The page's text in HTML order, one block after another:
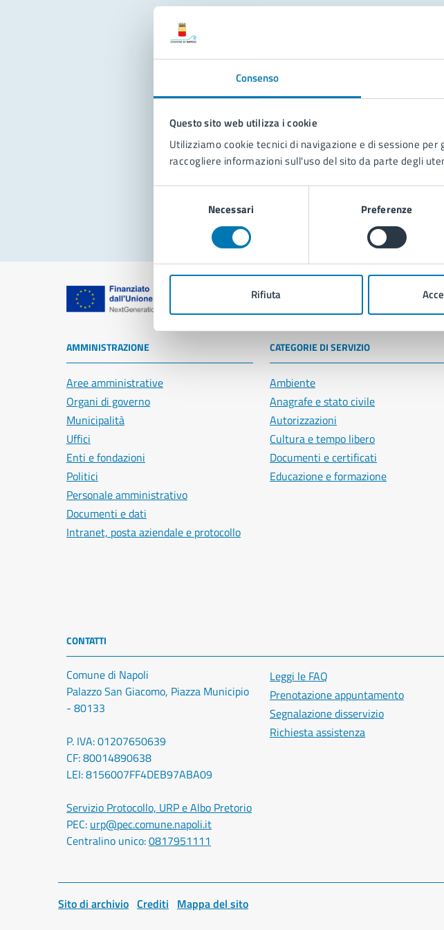
Consenso
Questo sito web utilizza i cookie
Utilizziamo cookie tecnici di navigazione e di sessione
raccogliere informazioni sull'uso del sito da parte degli
Necessari Preferenze
Rifiuta
Problemi in città
Segnala disservizio
Comune di Napoli
AMMINISTRAZIONE
Aree amministrative
Organi di governo
Municipalità
Uffici
Enti e fondazioni
Politici
Personale amministrativo
Documenti e dati
Intranet, posta aziendale e protocollo
CATEGORIE DI SERVIZIO
Ambiente
Anagrafe e stato civile
Autorizzazioni
Cultura e tempo libero
Documenti e certificati
Educazione e formazione
CONTATTI
Comune di Napoli
Palazzo San Giacomo, Piazza Municipio
- 80133
P. IVA: 01207650639
CF: 80014890638
LEI: 8156007FF4DEB97ABA09
Servizio Protocollo, URP e Albo Pretorio
PEC: urp@pec.comune.napoli.it
Centralino unico:0817951111
Leggi le FAQ
Prenotazione appuntamento
Segnalazione disservizio
Richiesta assistenza
Sito di archivio Crediti Mappa del sito